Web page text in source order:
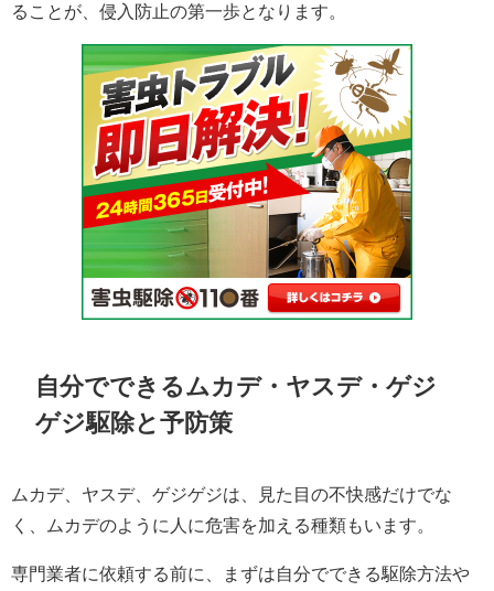
ることが、侵入防止の第一歩となります。
自分でできるムカデ・ヤスデ・ゲジ
ゲジ駆除と予防策
ムカデ、ヤスデ、ゲジゲジは、見た目の不快感だけでな
く、ムカデのように人に危害を加える種類もいます。
専門業者に依頼する前に、まずは自分でできる駆除方法や